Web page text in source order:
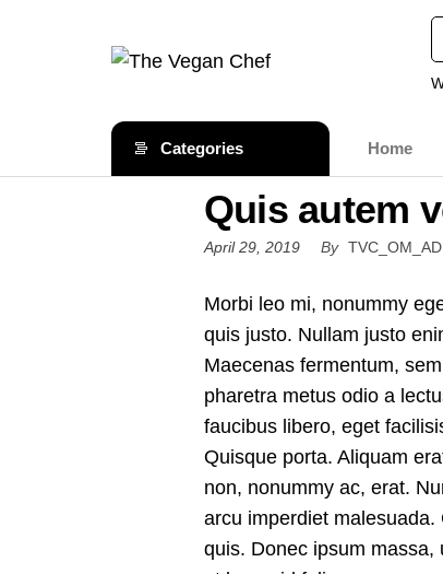
Chef
Comfort
Categories Home
Quis autem
April 29, 2019 By
Morbi leo mi, nonummy
quis justo. Nullam justo
Maecenas fermentum,
pharetra metus odio a
faucibus libero, eget
Quisque porta. Aliquam
non, nonummy ac, erat.
arcu imperdiet
quis. Donec ipsum